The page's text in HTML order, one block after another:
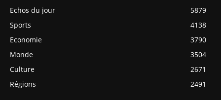
Echos du jour
5879
Sports
4138
Economie
3790
Monde
3504
Culture
2671
Régions
2491